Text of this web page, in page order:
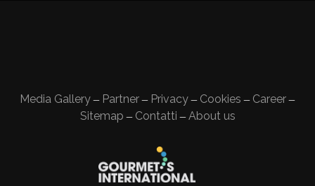
Media Gallery — Partner — Privacy — Cookies — Career —
Sitemap — Contatti — About us